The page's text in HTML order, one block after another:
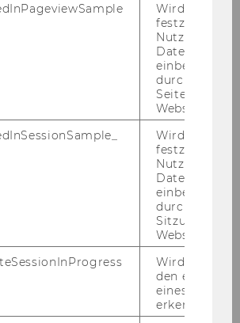
Lehrent-wicklungstutor
Zivil- und Unternehmensrecht
Beate
Europäisches Öffentliches Recht
Wird gesetzt,
festzustellen,
Nutzer in die
einbezogen
durch das
Website
Wird gesetzt,
festzustellen,
Nutzer in die
einbezogen
durch das
Sitzungslimit
Website
Wird
den ersten
eines
erkennen.